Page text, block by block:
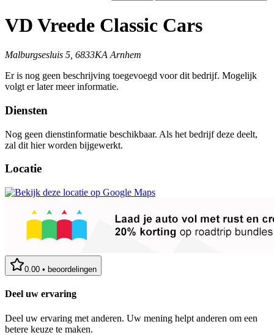
VD Vreede Classic Cars
Malburgsesluis 5, 6833KA Arnhem
Er is nog geen beschrijving toegevoegd voor dit bedrijf. Mogelijk
volgt er later meer informatie.
Diensten
Nog geen dienstinformatie beschikbaar. Als het bedrijf deze deelt,
zal dit hier worden bijgewerkt.
Locatie
0.00 • beoordelingen
Deel uw ervaring
Deel uw ervaring met anderen. Uw mening helpt anderen om een
betere keuze te maken.